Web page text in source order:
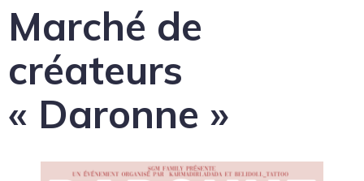
Marché de
créateurs
« Daronne »